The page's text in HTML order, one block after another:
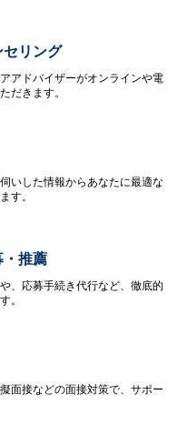
セリング
アドバイザーがオンラインや電
だきます。
いした情報からあなたに最適な
す。
・推薦
、応募手続き代行など、徹底的
。
面接などの面接対策で、サポー